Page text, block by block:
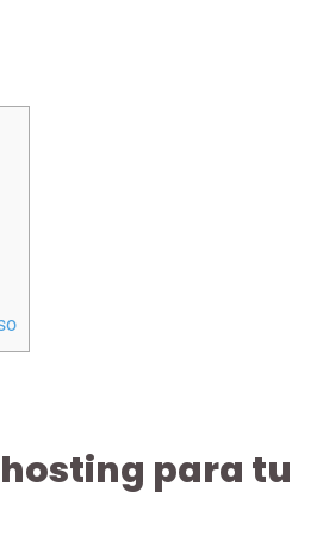
para tu